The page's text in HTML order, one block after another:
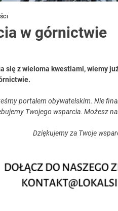
w górnictwie
się z wieloma kwestiami, wiemy
portalem obywatelskim. Nie
Twojego wsparcia. Możesz
Dziękujemy za Twoje